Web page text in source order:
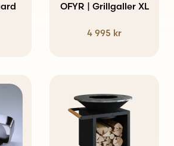
OFYR | Grillgaller XL
4 995 kr